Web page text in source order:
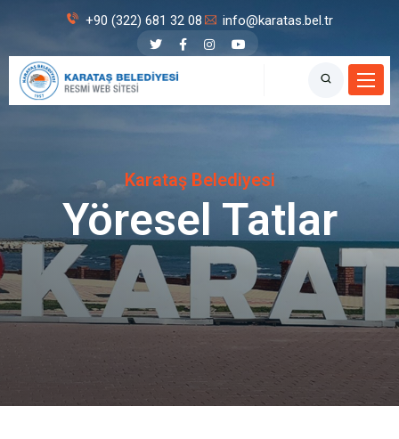
+90 (322) 681 32 08 info@karatas.bel.tr
Karataş Belediyesi
Yöresel Tatlar